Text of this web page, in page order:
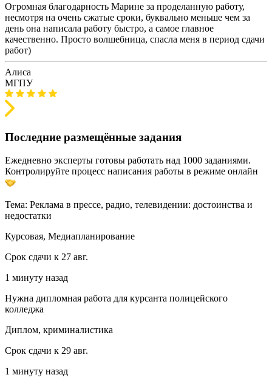
Огромная благодарность Марине за проделанную работу,
несмотря на очень сжатые сроки, буквально меньше чем за
день она написала работу быстро, а самое главное
качественно. Просто волшебница, спасла меня в период сдачи
работ)
Алиса
МГПУ
Последние размещённые задания
Ежедневно эксперты готовы работать над 1000 заданиями.
Контролируйте процесс написания работы в режиме онлайн
Тема: Реклама в прессе, радио, телевидении: достоинства и
недостатки
Курсовая, Медиапланирование
Срок сдачи к 27 авг.
1 минуту назад
Нужна дипломная работа для курсанта полицейского
колледжа
Диплом, криминалистика
Срок сдачи к 29 авг.
1 минуту назад